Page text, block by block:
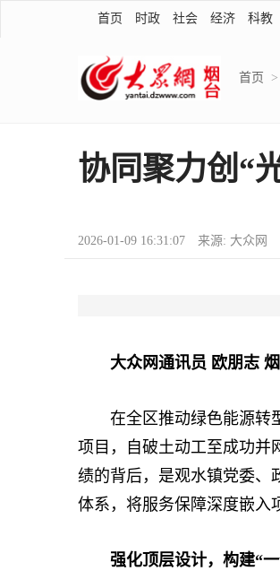
首页 时政 社会 经济 科教
首页 >
协同聚力创“
2026-01-09 16:31:07 来源: 大众网
大众网通讯员 欧朋志
在全区推动绿色能源转型
项目，自破土动工至成功并
绩的背后，是观水镇党委、
体系，将服务保障深度嵌入
强化顶层设计，构建“